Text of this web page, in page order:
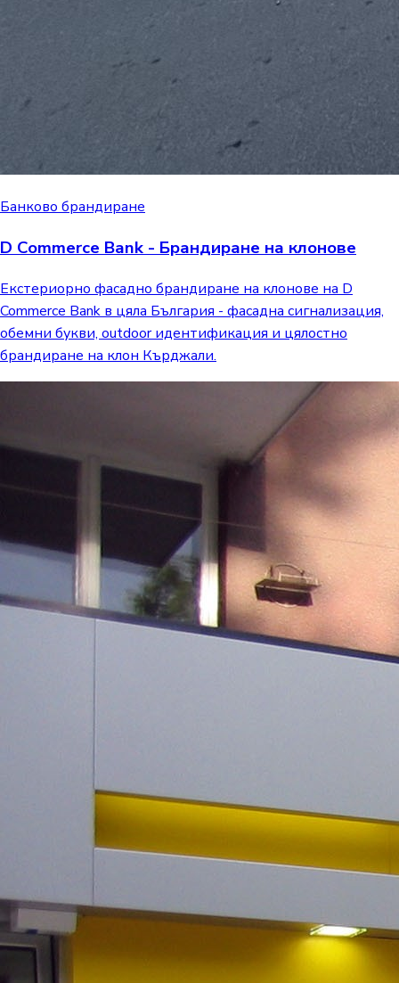
Банково брандиране
D Commerce Bank - Брандиране на клонове
Екстериорно фасадно брандиране на клонове на D
Commerce Bank в цяла България - фасадна сигнализация,
обемни букви, outdoor идентификация и цялостно
брандиране на клон Кърджали.